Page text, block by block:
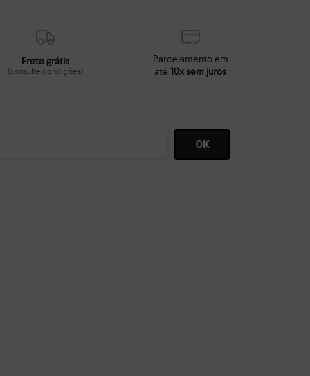
Frete grátis
(consulte condições)
Parcelamento em
até10x sem juros